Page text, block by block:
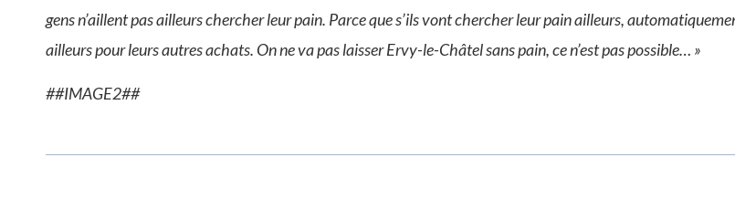
gens n’aillent pas ailleurs chercher leur pain. Parce que s’ils vont chercher leur pain ailleurs,
ailleurs pour leurs autres achats. On ne va pas laisser Ervy-le-Châtel sans pain, ce n’est pas possible… »
##IMAGE2##